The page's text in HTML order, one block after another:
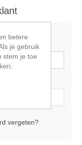
vergeten?
betere
je gebruik
stem je toe